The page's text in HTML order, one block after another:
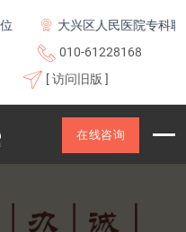
大兴区人民医院专科联
010-61228168
[ 访问旧版 ]
在线咨询